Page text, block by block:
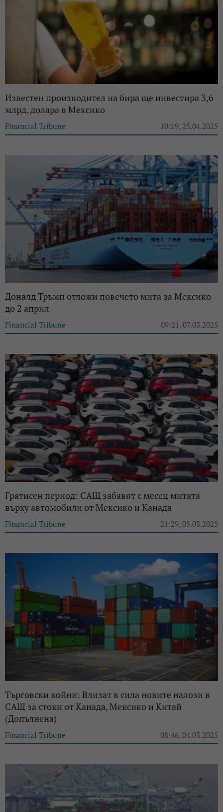
Известен производител на бира ще инвестира 3,6
млрд. долара в Мексико
Financial Tribune 10:19, 25.04.2025
Доналд Тръмп отложи повечето мита за Мексико
до 2 април
Financial Tribune 09:21, 07.03.2025
Гратисен период: САЩ забавят с месец митата
върху автомобили от Мексико и Канада
Financial Tribune 21:29, 05.03.2025
Търговски войни: Влизат в сила новите налози в
САЩ за стоки от Канада, Мексико и Китай
(Допълнена)
Financial Tribune 08:46, 04.03.2025